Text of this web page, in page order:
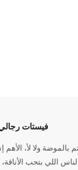
فيستات
ولا لأ، الأهم
اللي بتحب